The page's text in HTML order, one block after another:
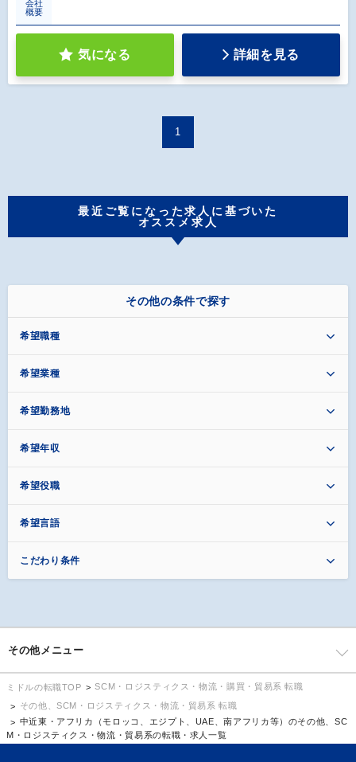
会社
概要
気になる 詳細を見る
1
最近ご覧になった求人に基づいた
オススメ求人
その他の条件で探す
希望職種
希望業種
希望勤務地
希望年収
希望役職
希望言語
こだわり条件
その他メニュー
ミドルの転職TOP
SCM・ロジスティクス・物流・購買・貿易系 転職
その他、SCM・ロジスティクス・物流・貿易系 転職
中近東・アフリカ（モロッコ、エジプト、UAE、南アフリカ等）のその他、SC
M・ロジスティクス・物流・貿易系の転職・求人一覧